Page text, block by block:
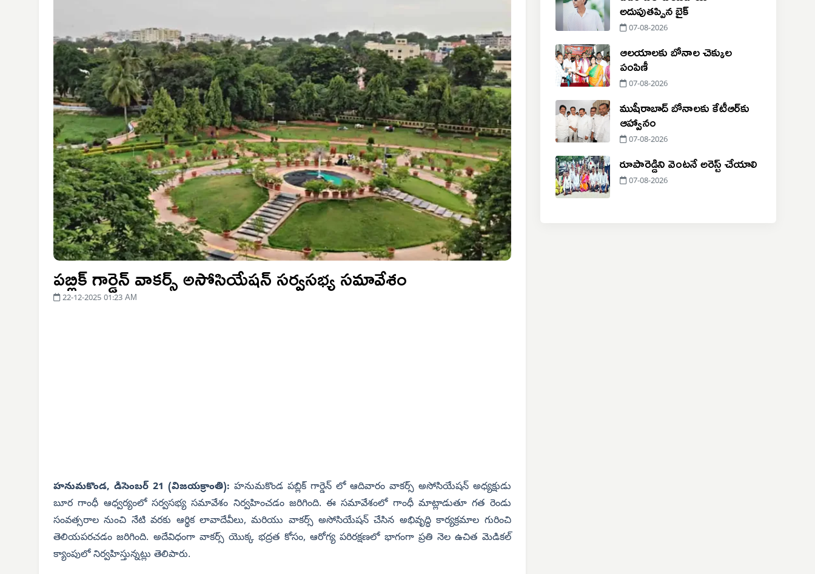
పబ్లిక్ గార్డెన్ వాకర్స్ అసోసియేషన్ సర్వసభ్య సమావేశం
22-12-2025 01:23 AM
హనుమకొండ, డిసెంబర్ 21 (విజయక్రాంతి): హనుమకొండ పబ్లిక్ గార్డెన్ లో ఆదివారం వాకర్స్ అసోసియేషన్ అధ్యక్షుడు
బూర గాంధీ ఆధ్వర్యంలో సర్వసభ్య సమావేశం నిర్వహించడం జరిగింది. ఈ సమావేశంలో గాంధీ మాట్లాడుతూ గత రెండు
సంవత్సరాల నుంచి నేటి వరకు ఆర్థిక లావాదేవీలు, మరియు వాకర్స్ అసోసియేషన్ చేసిన అభివృద్ధి కార్యక్రమాల గురించి
తెలియపరచడం జరిగింది. అదేవిధంగా వాకర్స్ యొక్క భద్రత కోసం, ఆరోగ్య పరిరక్షణలో భాగంగా ప్రతి నెల ఉచిత మెడికల్
క్యాంపులో నిర్వహిస్తున్నట్లు తెలిపారు.
అదుపుతప్పిన బైక్
07-08-2026
ఆలయాలకు బోనాల చెక్కుల
పంపిణీ
07-08-2026
ముషీరాబాద్ బోనాలకు కేటీఆర్‌కు
ఆహ్వానం
07-08-2026
రూపారెడ్డిని వెంటనే అరెస్ట్ చేయాలి
07-08-2026